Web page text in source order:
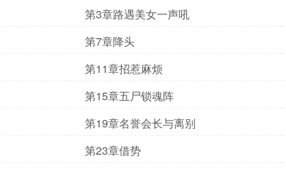
第3章路遇美女一声吼
第7章降头
第11章招惹麻烦
第15章五尸锁魂阵
第19章名誉会长与离别
第23章借势